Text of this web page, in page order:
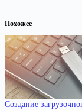
Похожее
Создание